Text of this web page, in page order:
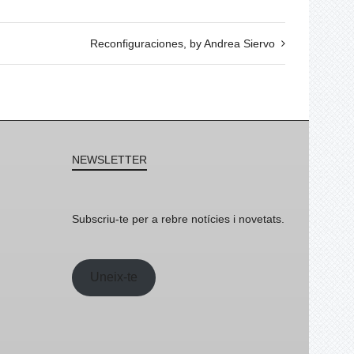
Reconfiguraciones, by Andrea Siervo
NEWSLETTER
Subscriu-te per a rebre notícies i novetats.
Uneix-te